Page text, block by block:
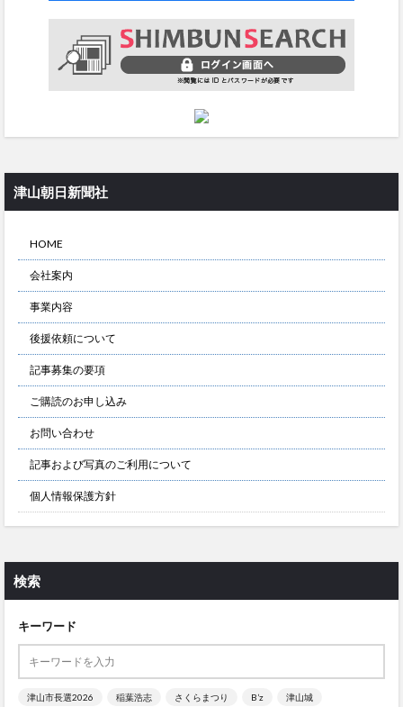
津山朝日新聞社
HOME
会社案内
事業内容
後援依頼について
記事募集の要項
ご購読のお申し込み
お問い合わせ
記事および写真のご利用について
個人情報保護方針
検索
キーワード
津山市長選2026 稲葉浩志 さくらまつり B’z 津山城